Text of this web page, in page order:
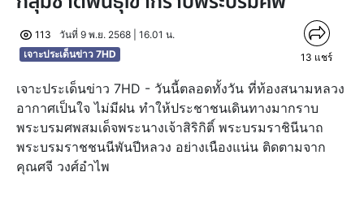
113
วันที่ 9 พ.ย. 2568 | 16.01 น.
เจาะประเด็นข่าว 7HD
13 แชร์
เจาะประเด็นข่าว 7HD - วันนี้ตลอดทั้งวัน ที่ท้องสนามหลวง
อากาศเป็นใจ ไม่มีฝน ทำให้ประชาชนเดินทางมากราบ
พระบรมศพสมเด็จพระนางเจ้าสิริกิติ์ พระบรมราชินีนาถ
พระบรมราชชนนีพันปีหลวง อย่างเนืองแน่น ติดตามจาก
คุณศจี วงศ์อำไพ